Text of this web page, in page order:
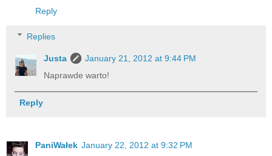
Reply
Replies
Justa
January 21, 2012 at 9:44 PM
Naprawde warto!
Reply
PaniWałek January 22, 2012 at 9:32 PM